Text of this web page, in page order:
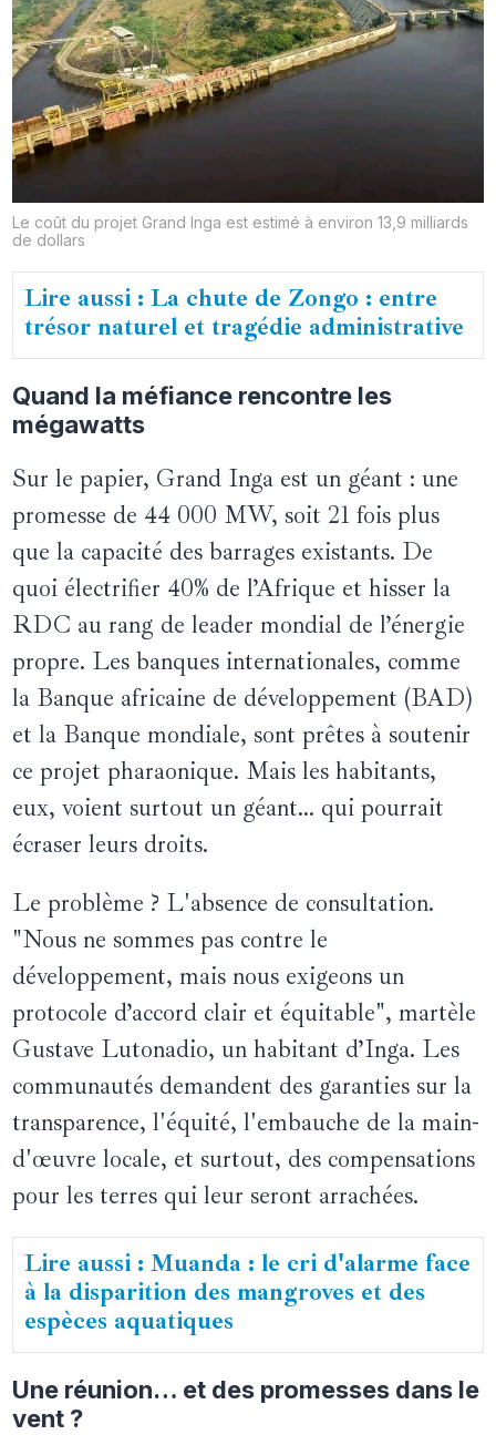
Le coût du projet Grand Inga est estimé à environ 13,9 milliards
de dollars
Lire aussi : La chute de Zongo : entre
trésor naturel et tragédie administrative
Quand la méfiance rencontre les
mégawatts
Sur le papier, Grand Inga est un géant : une
promesse de 44 000 MW, soit 21 fois plus
que la capacité des barrages existants. De
quoi électrifier 40% de l’Afrique et hisser la
RDC au rang de leader mondial de l’énergie
propre. Les banques internationales, comme
la Banque africaine de développement (BAD)
et la Banque mondiale, sont prêtes à soutenir
ce projet pharaonique. Mais les habitants,
eux, voient surtout un géant… qui pourrait
écraser leurs droits.
Le problème ? L'absence de consultation.
"Nous ne sommes pas contre le
développement, mais nous exigeons un
protocole d’accord clair et équitable", martèle
Gustave Lutonadio, un habitant d’Inga. Les
communautés demandent des garanties sur la
transparence, l'équité, l'embauche de la main-
d'œuvre locale, et surtout, des compensations
pour les terres qui leur seront arrachées.
Lire aussi : Muanda : le cri d'alarme face
à la disparition des mangroves et des
espèces aquatiques
Une réunion… et des promesses dans le
vent ?